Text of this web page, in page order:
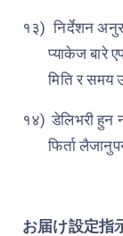
१३) निर्देशन
प्याकेज बारे
मिति र समय
१४) डेलिभरी हुन
फिर्ता
お届け設定指